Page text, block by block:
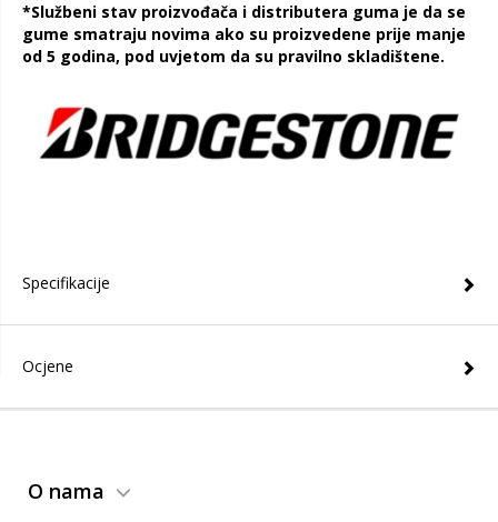
*Službeni stav proizvođača i distributera guma je da se
gume smatraju novima ako su proizvedene prije manje
od 5 godina, pod uvjetom da su pravilno skladištene.
Specifikacije
Ocjene
O nama